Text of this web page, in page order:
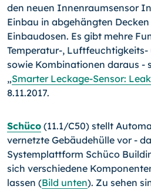
den neuen Innenraumsensor
Einbau in abgehängten Decken
Einbaudosen. Es gibt mehre
Temperatur-, Luftfeuchtigkeits-
sowie Kombinationen daraus -
„Smarter Leckage-Sensor:
8.11.2017.
Schüco (11.1/C50) stellt
vernetzte Gebäudehülle vor -
Systemplattform Schüco
sich verschiedene
lassen (Bild unten). Zu sehen